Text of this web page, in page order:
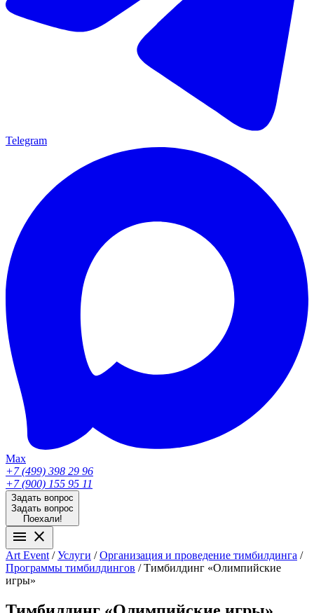
Telegram
Max
+7 (499) 398 29 96
+7 (900) 155 95 11
Задать вопрос
Задать вопрос
Поехали!
menu close
Аrt Event /Услуги /Организация и проведение тимбилдинга /
Программы тимбилдингов /Тимбилдинг «Олимпийские
игры»